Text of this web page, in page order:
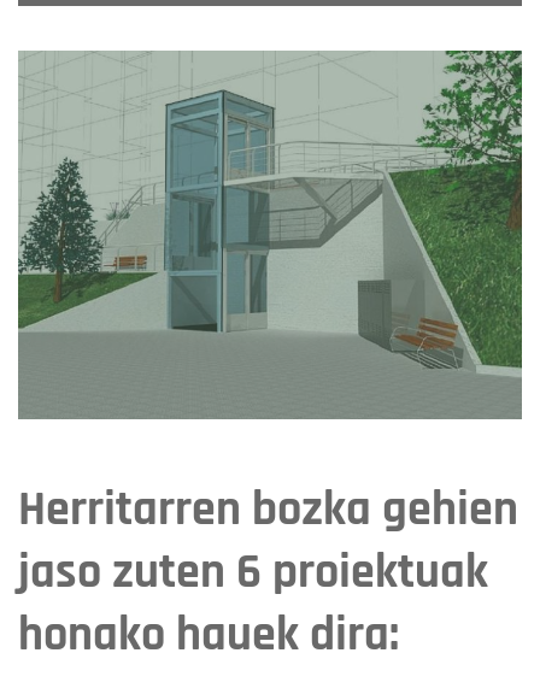
Herritarren bozka gehien
jaso zuten 6 proiektuak
honako hauek dira: